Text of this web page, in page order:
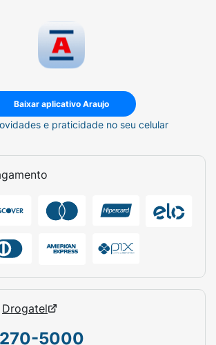
Baixar aplicativo Araujo
e praticidade no seu celular
Drogatel
5000